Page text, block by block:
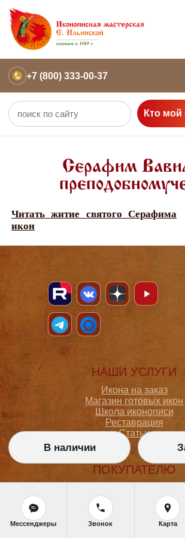
+7 (800) 333-00-37
Кто мой
Серафим
Читать житие святого Серафима
икон
НАШИ УСЛУГИ
Икона на заказ
Магазин готовых икон
Школа иконописи
Реставрация
Статьи
ПОКУПАТЕЛЮ
Как сделать заказ
Доставка и оплата
Политика
В наличии
Мессенджеры Звонок Карта